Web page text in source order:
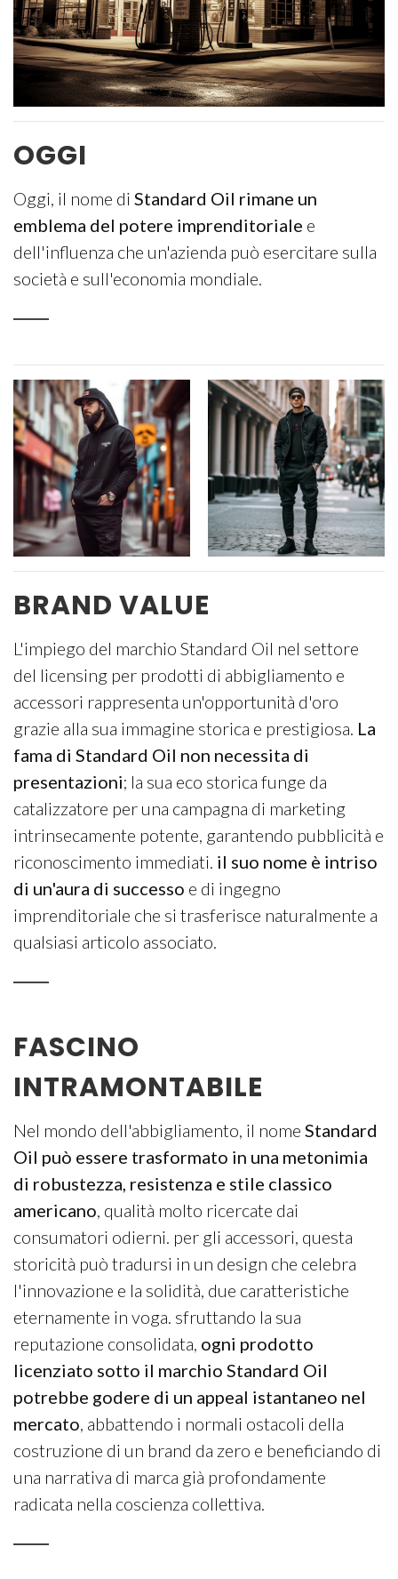
OGGI
Oggi, il nome di Standard Oil rimane un
emblema del potere imprenditoriale e
dell'influenza che un'azienda può esercitare sulla
società e sull'economia mondiale.
BRAND VALUE
L'impiego del marchio Standard Oil nel settore
del licensing per prodotti di abbigliamento e
accessori rappresenta un'opportunità d'oro
grazie alla sua immagine storica e prestigiosa. La
fama di Standard Oil non necessita di
presentazioni; la sua eco storica funge da
catalizzatore per una campagna di marketing
intrinsecamente potente, garantendo pubblicità e
riconoscimento immediati. il suo nome è intriso
di un'aura di successo e di ingegno
imprenditoriale che si trasferisce naturalmente a
qualsiasi articolo associato.
FASCINO
INTRAMONTABILE
Nel mondo dell'abbigliamento, il nome Standard
Oil può essere trasformato in una metonimia
di robustezza, resistenza e stile classico
americano , qualità molto ricercate dai
consumatori odierni. per gli accessori, questa
storicità può tradursi in un design che celebra
l'innovazione e la solidità, due caratteristiche
eternamente in voga. sfruttando la sua
reputazione consolidata, ogni prodotto
licenziato sotto il marchio Standard Oil
potrebbe godere di un appeal istantaneo nel
mercato , abbattendo i normali ostacoli della
costruzione di un brand da zero e beneficiando di
una narrativa di marca già profondamente
radicata nella coscienza collettiva.